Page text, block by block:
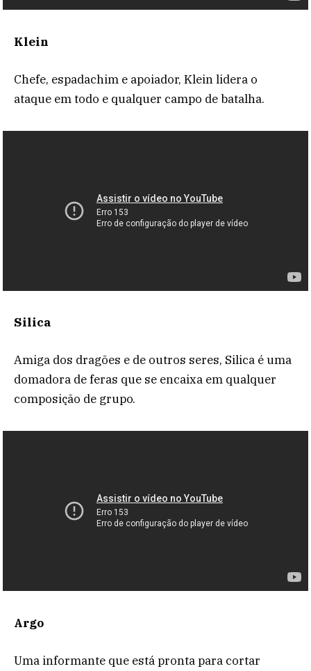
Klein
Chefe, espadachim e apoiador, Klein lidera o
ataque em todo e qualquer campo de batalha.
Silica
Amiga dos dragões e de outros seres, Silica é uma
domadora de feras que se encaixa em qualquer
composição de grupo.
Argo
Uma informante que está pronta para cortar